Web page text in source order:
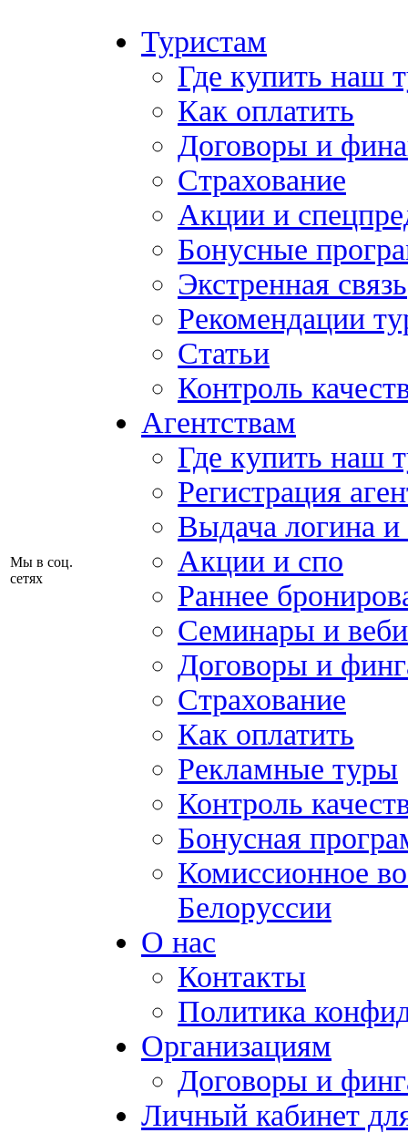
Мы в соц.
сетях
Туристам
Где купить наш
Как оплатить
Договоры и
Страхование
Акции и
Бонусные
Экстренная связь
Рекомендации
Статьи
Контроль
Агентствам
Где купить наш
Регистрация
Выдача логина и
Акции и спо
Раннее
Семинары и
Договоры и
Страхование
Как оплатить
Рекламные туры
Контроль
Бонусная
Комиссионное
Белоруссии
О нас
Контакты
Политика
Организациям
Договоры и
Личный кабинет